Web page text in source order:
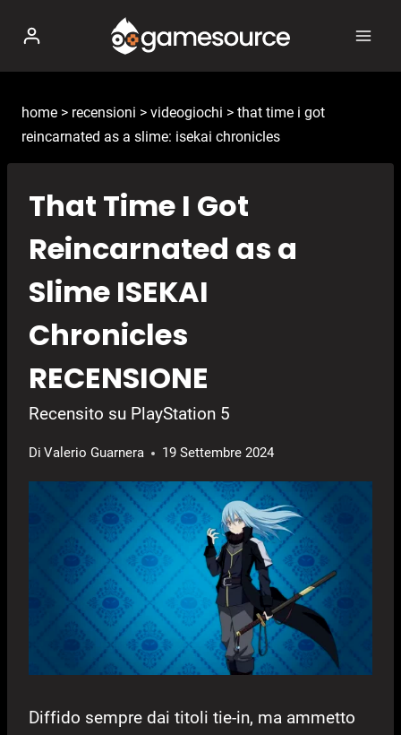
contenuto
home > recensioni > videogiochi > that time i got
reincarnated as a slime: isekai chronicles
That Time I Got
Reincarnated as a
Slime ISEKAI
Chronicles
RECENSIONE
Recensito su PlayStation 5
Di Valerio Guarnera 19 Settembre 2024
Diffido sempre dai titoli tie-in, ma ammetto